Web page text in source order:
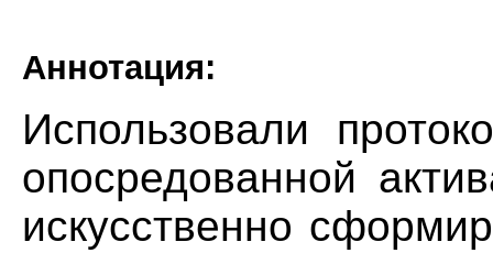
Аннотация:
Использовали
опосредованной
искусственно